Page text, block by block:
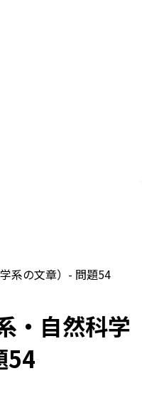
系の文章）- 問題54
・自然科学
54